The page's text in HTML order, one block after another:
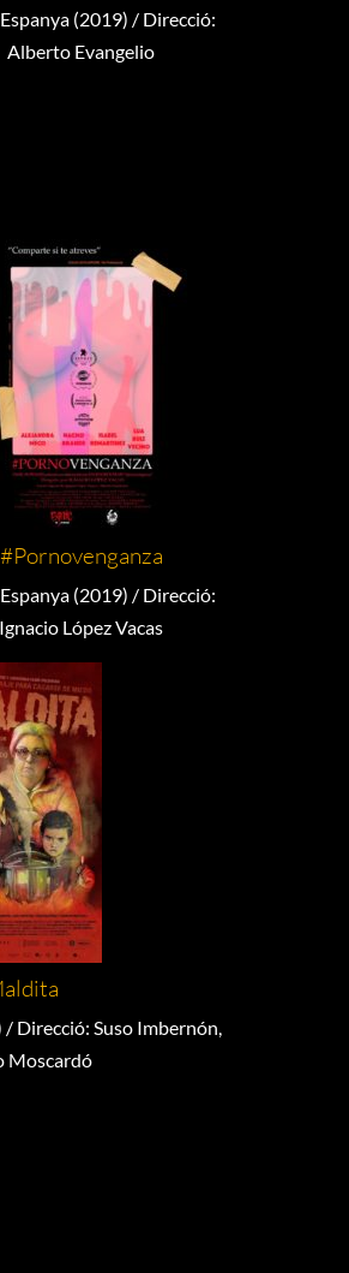
(2019) / Direcció:
Alberto Evangelio
#Pornovenganza
(2019) / Direcció:
Ignacio López Vacas
Direcció: Suso Imbernón,
Moscardó